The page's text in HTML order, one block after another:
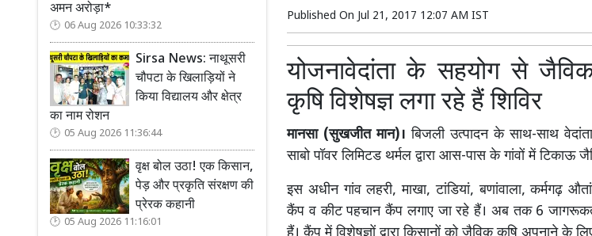
अमन अरोड़ा*
06 Aug 2026 10:33:32
Sirsa News: नाथूसरी
चौपटा के खिलाड़ियों ने
किया विद्यालय और क्षेत्र
का नाम रोशन
05 Aug 2026 11:36:44
वृक्ष बोल उठा! एक किसान,
पेड़ और प्रकृति संरक्षण की
प्रेरक कहानी
05 Aug 2026 11:16:01
Published On Jul 21, 2017 12:07 AM IST
योजनावेदांता के सहयोग से
कृषि विशेषज्ञ लगा रहे हैं शिविर
मानसा (सुखजीत मान)। बिजली उत्पादन के साथ-साथ
साबो पॉवर लिमिटड थर्मल द्वारा आस-पास के गांवों में टिकाऊ
इस अधीन गांव लहरी, माखा, टांडियां, बणांवाला, कर्मगढ़
कैंप व कीट पहचान कैंप लगाए जा रहे हैं। अब तक 6